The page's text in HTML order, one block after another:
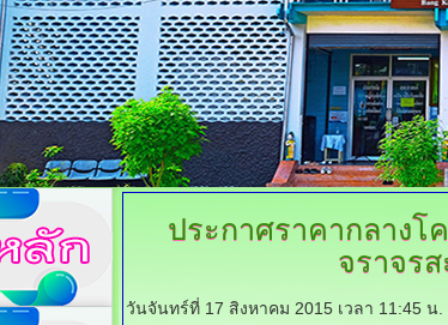
ประกาศราคากลางโ
จราจร
วันจันทร์ที่ 17 สิงหาคม 2015 เวลา 11:45 น.